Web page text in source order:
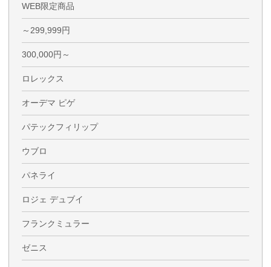
WEB限定商品
～299,999円
300,000円～
ロレックス
オーデマ ピゲ
パテックフィリップ
ウブロ
パネライ
ロジェ デュブイ
フランクミュラー
ゼニス